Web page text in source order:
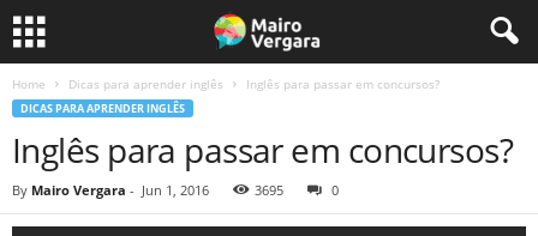
Home Dicas para aprender inglês Inglês para passar em concursos?
DICAS PARA APRENDER INGLÊS
Inglês para passar em concursos?
By Mairo Vergara - Jun 1, 2016 3695 0